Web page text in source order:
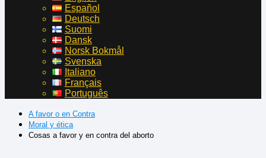
Español
Deutsch
Suomi
Dansk
Norsk Bokmål
Svenska
Italiano
Français
Português
A favor o en Contra
Moral y ética
Cosas a favor y en contra del aborto